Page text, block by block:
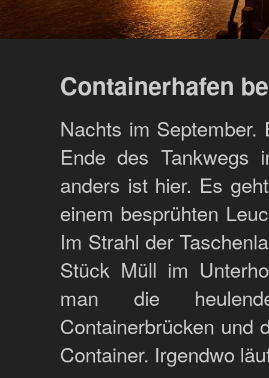
Containerhafen
Nachts im
Ende des Tankwegs
anders ist hier. Es
einem besprühten
Im Strahl der
Stück Müll im
man die
Containerbrücken und
Container. Irgendwo